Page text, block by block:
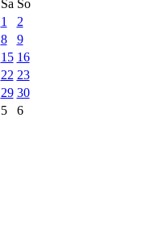
Sa So
1
2
8
9
15 16
22 23
29 30
5 6